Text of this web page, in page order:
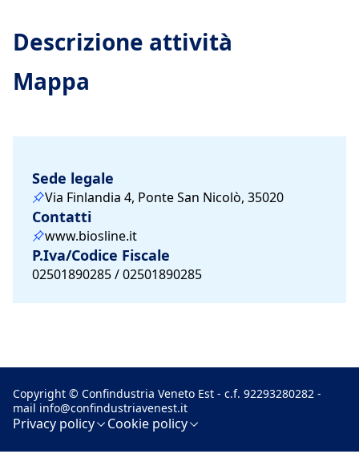
Descrizione attività
Mappa
Sede legale
Via Finlandia 4, Ponte San Nicolò, 35020
Contatti
www.biosline.it
P.Iva/Codice Fiscale
02501890285 / 02501890285
Copyright © Confindustria Veneto Est - c.f. 92293280282 -
mail info@confindustriavenest.it
Privacy policy Cookie policy